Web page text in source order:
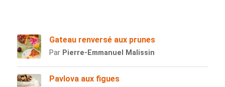
Gateau renversé aux prunes
Par Pierre-Emmanuel Malissin
Pavlova aux figues